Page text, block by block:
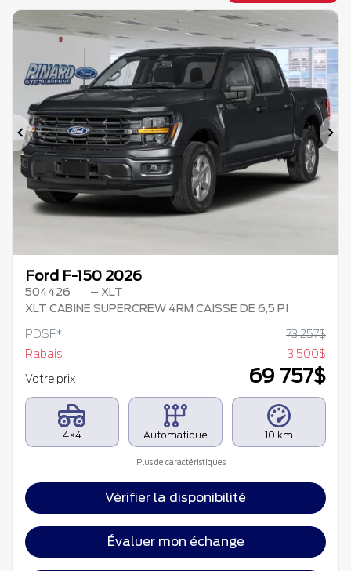
Précédent
Ford F-150 2026
504426
– XLT
XLT CABINE SUPERCREW 4RM CAISSE DE 6,5 PI
PDSF* 73 257$
Rabais
3 500$
Votre prix
69 757$
4×4 Automatique 10 km
Plus de caractéristiques
Vérifier la disponibilité
Évaluer mon échange